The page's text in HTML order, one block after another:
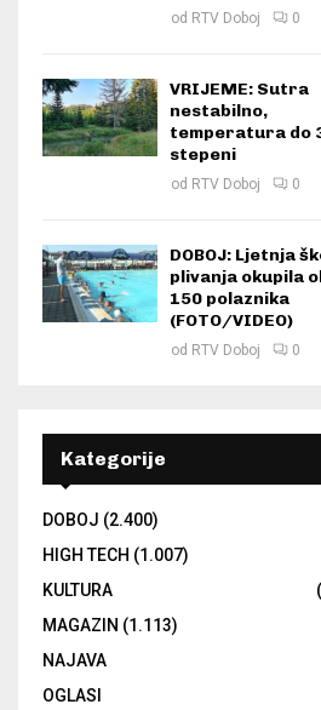
od RTV Doboj 0
VRIJEME: Sutra
nestabilno,
temperatura do
stepeni
od RTV Doboj 0
DOBOJ: Ljetnja
plivanja okupila
150 polaznika
(FOTO/VIDEO)
od RTV Doboj 0
Kategorije
DOBOJ (2.400)
HIGH TECH (1.007)
KULTURA
MAGAZIN (1.113)
NAJAVA
OGLASI